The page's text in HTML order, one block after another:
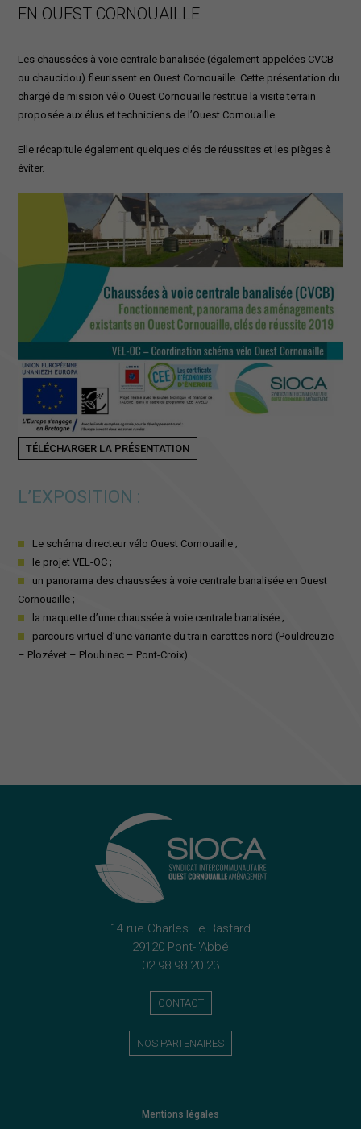
EN OUEST CORNOUAILLE
Les chaussées à voie centrale banalisée (également appelées CVCB
ou chaucidou) fleurissent en Ouest Cornouaille. Cette présentation du
chargé de mission vélo Ouest Cornouaille restitue la visite terrain
proposée aux élus et techniciens de l’Ouest Cornouaille.
Elle récapitule également quelques clés de réussites et les pièges à
éviter.
TÉLÉCHARGER LA PRÉSENTATION
L’EXPOSITION :
Le schéma directeur vélo Ouest Cornouaille ;
le projet VEL-OC ;
un panorama des chaussées à voie centrale banalisée en Ouest
Cornouaille ;
la maquette d’une chaussée à voie centrale banalisée ;
parcours virtuel d’une variante du train carottes nord (Pouldreuzic
– Plozévet – Plouhinec – Pont-Croix).
14 rue Charles Le Bastard
29120 Pont-l'Abbé
02 98 98 20 23
CONTACT
NOS PARTENAIRES
Mentions légales